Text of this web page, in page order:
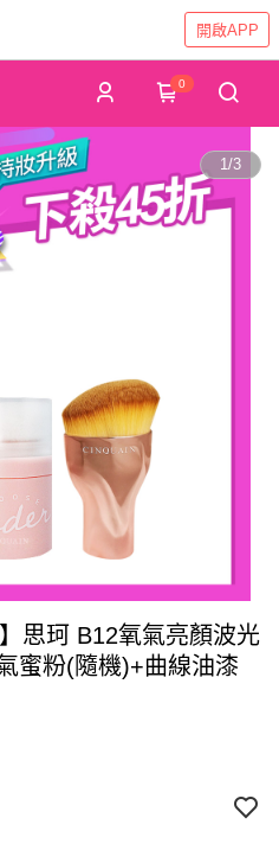
開啟APP
0
1/3
思珂 B12氧氣亮顏波光
蜜粉(隨機)+曲線油漆